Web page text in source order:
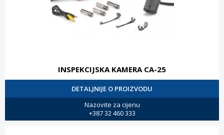
INSPEKCIJSKA KAMERA CA-25
DETALJNIJE O PROIZVODU
Nazovite za cijenu
+387 32 460 333